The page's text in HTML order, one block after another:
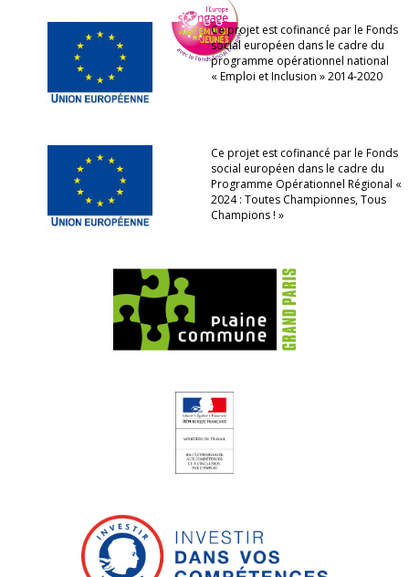
Ce projet est cofinancé par le Fonds
social européen dans le cadre du
programme opérationnel national
« Emploi et Inclusion » 2014-2020
Ce projet est cofinancé par le Fonds
social européen dans le cadre du
Programme Opérationnel Régional «
2024 : Toutes Championnes, Tous
Champions ! »